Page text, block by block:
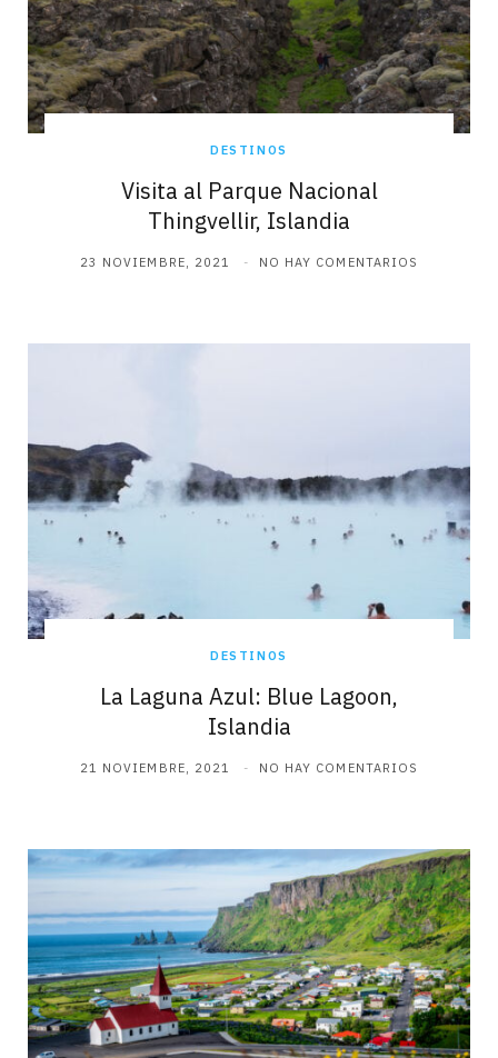
DESTINOS
Visita al Parque Nacional
Thingvellir, Islandia
23 NOVIEMBRE, 2021 NO HAY COMENTARIOS
DESTINOS
La Laguna Azul: Blue Lagoon,
Islandia
21 NOVIEMBRE, 2021 NO HAY COMENTARIOS